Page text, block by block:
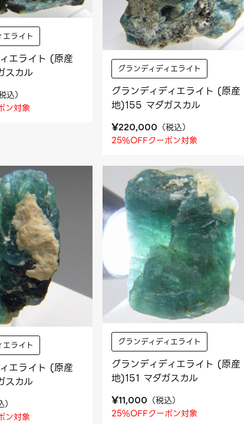
エライト
エライト (原産
スカル
込）
ン対象
グランディディエライト
グランディディエライト (原産
地)155 マダガスカル
¥220,000 （税込）
25%OFFクーポン対象
エライト
エライト (原産
スカル
）
ン対象
グランディディエライト
グランディディエライト (原産
地)151 マダガスカル
¥11,000 （税込）
25%OFFクーポン対象